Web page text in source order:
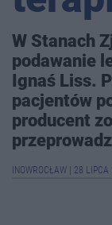
W Stanach
podawanie
Ignaś Liss.
pacjentów
producent
INOWROCŁAW 28 LIPCA